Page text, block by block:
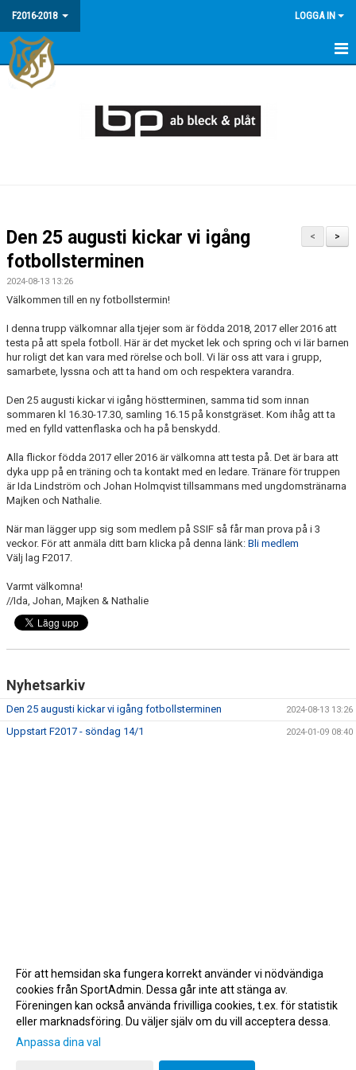
F2016-2018 LOGGA IN
HEM
BILDGALLERI
DOKUMENT
>
<
Den 25 augusti kickar vi igång
fotbollsterminen
2024-08-13 13:26
Välkommen till en ny fotbollstermin!
I denna trupp välkomnar alla tjejer som är födda 2018, 2017 eller 2016 att
testa på att spela fotboll. Här är det mycket lek och spring och vi lär barnen
hur roligt det kan vara med rörelse och boll. Vi lär oss att vara i grupp,
samarbete, lyssna och att ta hand om och respektera varandra.
Den 25 augusti kickar vi igång höstterminen, samma tid som innan
sommaren kl 16.30-17.30, samling 16.15 på konstgräset. Kom ihåg att ta
med en fylld vattenflaska och ha på benskydd.
Alla flickor födda 2017 eller 2016 är välkomna att testa på. Det är bara att
dyka upp på en träning och ta kontakt med en ledare. Tränare för truppen
är Ida Lindström och Johan Holmqvist tillsammans med ungdomstränarna
Majken och Nathalie.
När man lägger upp sig som medlem på SSIF så får man prova på i 3
veckor. För att anmäla ditt barn klicka på denna länk: Bli medlem
Välj lag F2017.
Varmt välkomna!
//Ida, Johan, Majken & Nathalie
Nyhetsarkiv
Den 25 augusti kickar vi igång fotbollsterminen 2024-08-13 13:26
Uppstart F2017 - söndag 14/1 2024-01-09 08:40
Gå till Webbversion
För att hemsidan ska fungera korrekt använder vi nödvändiga
cookies från SportAdmin. Dessa går inte att stänga av.
Föreningen kan också använda frivilliga cookies, t.ex. för statistik
eller marknadsföring. Du väljer själv om du vill acceptera dessa.
Anpassa dina val